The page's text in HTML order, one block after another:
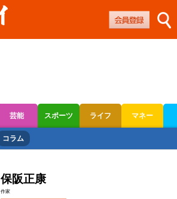
芸能 スポーツ ライフ マネー
オートレース
コラム
保阪正康
作家